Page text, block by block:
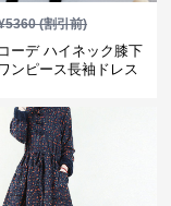
5360(割引前)
ーデ ハイネック膝下
ンピース長袖ドレス